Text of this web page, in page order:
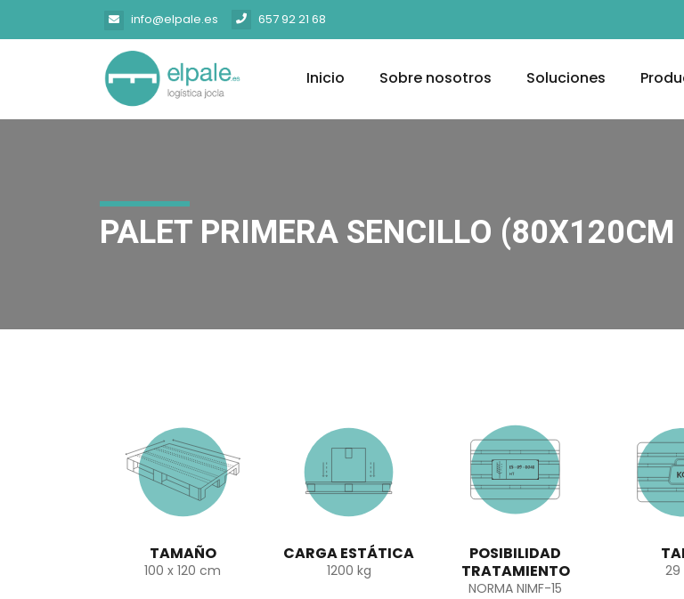
info@elpale.es 657 92 21 68
Inicio Sobre nosotros Soluciones
PALET PRIMERA SENCILLO
TAMAÑO
100 x 120 cm
CARGA ESTÁTICA
1200 kg
POSIBILIDAD
TRATAMIENTO
NORMA NIMF-15
29